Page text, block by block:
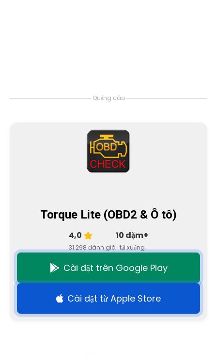
Quảng cáo
Torque Lite (OBD2 & Ô tô)
4,0
31.298 đánh giá
10 dặm+
tải xuống
Cài đặt trên Google Play
Cài đặt từ Apple Store